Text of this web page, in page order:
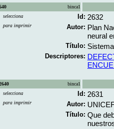
binca1
selecciona
para imprimir
Id: 2632
Autor: Plan
neural
Título:
Descriptores:
binca1
selecciona
para imprimir
Id: 2631
Autor:
Título: Que